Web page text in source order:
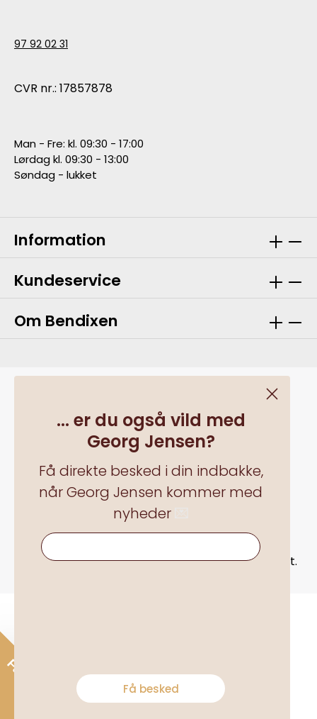
97 92 02 31
CVR nr.: 17857878
Man - Fre: kl. 09:30 - 17:00
Lørdag kl. 09:30 - 13:00
Søndag - lukket
Information
Kundeservice
Om Bendixen
Alle priser inkl. moms plus
forsendelsesomkostningerog eventuelle
leveringsomkostninger, hvis ikke andet er angivet.
Få 15% rabat*
... er du også vild med
Georg Jensen?
Få direkte besked i din indbakke,
når Georg Jensen kommer med
nyheder💌
... er du også vild med Georg Jensen?
Få besked